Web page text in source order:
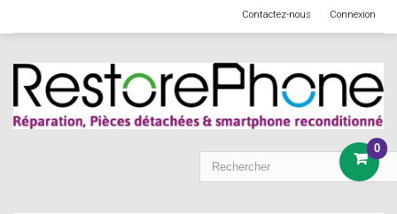
Connexion
Contactez-nous
0